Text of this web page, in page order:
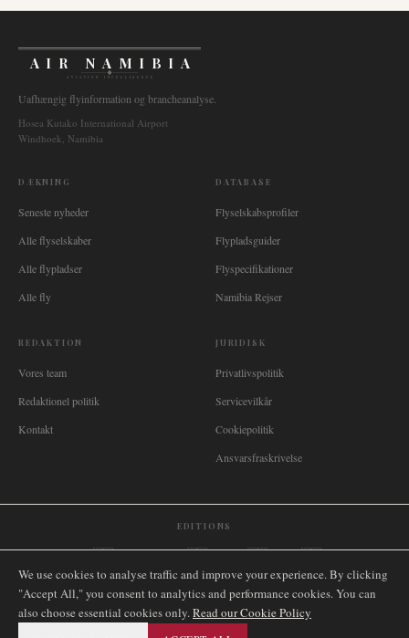
AIR NAMIBIA
AVIATION INTELLIGENCE
Uafhængig flyinformation og brancheanalyse.
Hosea Kutako International Airport
Windhoek, Namibia
DÆKNING
Seneste nyheder
Alle flyselskaber
Alle flypladser
Alle fly
DATABASE
Flyselskabsprofiler
Flypladsguider
Flyspecifikationer
Namibia Rejser
REDAKTION
Vores team
Redaktionel politik
Kontakt
JURIDISK
Privatlivspolitik
Servicevilkår
Cookiepolitik
Ansvarsfraskrivelse
EDITIONS
🌐 International🇬🇧 United Kingdom🇦🇺 Australia🇨🇦 Canada🇳🇿 New Zealand
🇿🇦 South Africa🇸🇬 Singapore 🇩🇪 Deutschland🇳🇱 Nederland🇫🇷 France
🇮🇹 Italia🇪🇸 España 🇧🇷 Brasil🇸🇪 Sverige🇳🇴 Norge🇩🇰 Danmark
We use cookies to analyse traffic and improve your experience. By clicking
"Accept All," you consent to analytics and performance cookies. You can
also choose essential cookies only.Read our Cookie Policy